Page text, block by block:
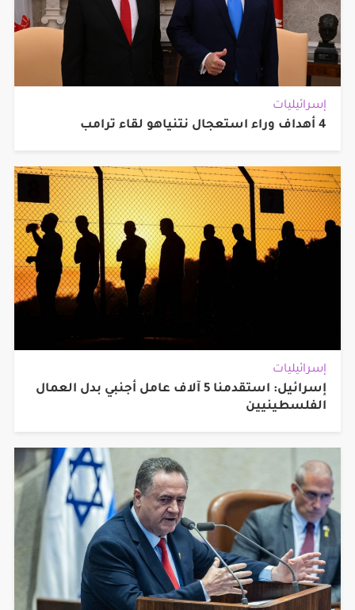
إسرائيليات
4 أهداف وراء استعجال نتنياهو لقاء ترامب
إسرائيليات
إسرائيل: استقدمنا 5 آلاف عامل أجنبي بدل العمال
الفلسطينيين